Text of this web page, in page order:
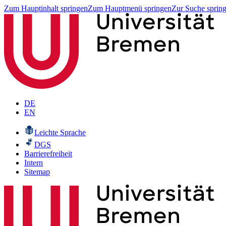
Zum Hauptinhalt springenZum Hauptmenü springenZur Suche
DE
EN
Leichte Sprache
DGS
Barrierefreiheit
Intern
Sitemap